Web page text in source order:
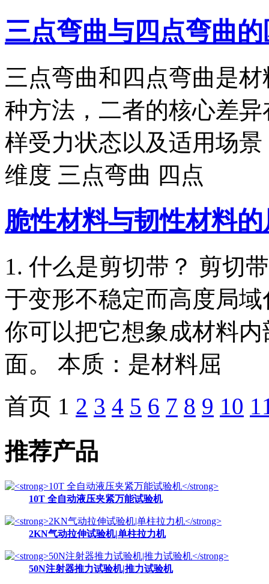
三点弯曲与四点弯曲
三点弯曲和四点弯曲是
种方法，二者的核心差
样受力状态以及适用场
维度 三点弯曲 四点
脆性材料与韧性材料
1. 什么是剪切带？ 剪切
于变形不稳定而高度局
你可以把它想象成材料
面。 本质：是材料屈
首页 1 2 3 4 5 6 7 8 9 10
推荐产品
10T 全自动液压夹紧万能试验机
2KN气动拉伸试验机|单柱拉力机
50N注射器推力试验机|推力试验机